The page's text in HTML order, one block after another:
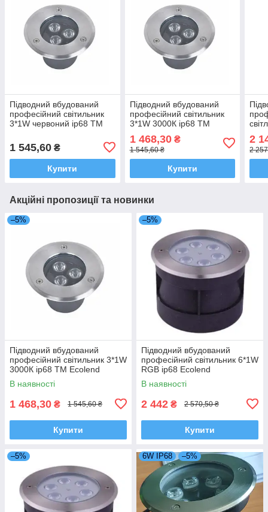
Підводний вбудований
професійний світильник
3*1W червоний ip68 TM
1 545,60 ₴
Купити
Підводний вбудований
професійний світильник
3*1W 3000К ip68 TM
1 468,30₴
1 545,60 ₴
Купити
2
2
Акційні пропозиції та новинки
–5%
Підводний вбудований
професійний світильник 3*1W
3000К ip68 TM Ecolend
В наявності
1 468,30 ₴ 1 545,60 ₴
Купити
–5%
Підводний вбудований
професійний світильник 6*1W
RGB ip68 Ecolend
В наявності
2 442 ₴ 2 570,50 ₴
Купити
–5% 6W IP68 –5%